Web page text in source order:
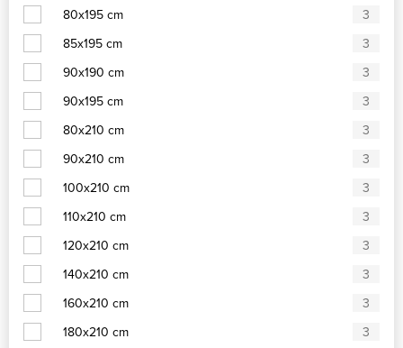
80x195 cm
3
85x195 cm
3
90x190 cm
3
90x195 cm
3
80x210 cm
3
90x210 cm
3
100x210 cm
3
110x210 cm
3
120x210 cm
3
140x210 cm
3
160x210 cm
3
180x210 cm
3